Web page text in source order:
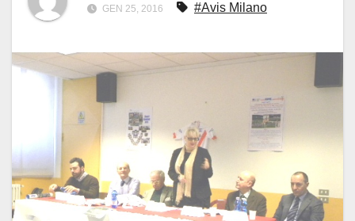
GEN 25, 2016 #Avis Milano